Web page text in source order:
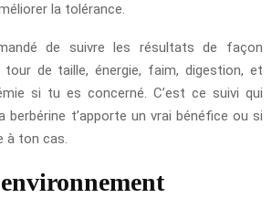
la tolérance.
de suivre les résultats de façon
tour de taille, énergie, faim, digestion, et
si tu es concerné. C’est ce suivi qui
berbérine t’apporte un vrai bénéfice ou si
à ton cas.